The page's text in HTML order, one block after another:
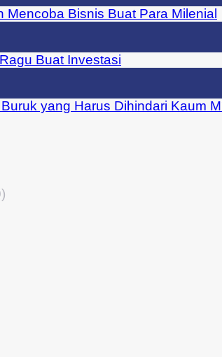
Mencoba Bisnis Buat Para Milenial
Buat Investasi
yang Harus Dihindari Kaum